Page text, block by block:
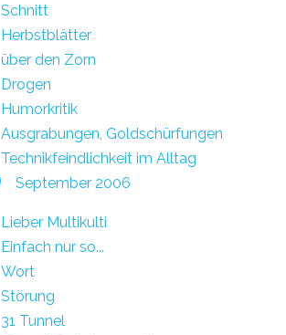
Schnitt
Herbstblätter
über den Zorn
Drogen
Humorkritik
Ausgrabungen, Goldschürfungen
Technikfeindlichkeit im Alltag
September 2006
Lieber Multikulti
Einfach nur so...
Wort
Störung
31 Tunnel